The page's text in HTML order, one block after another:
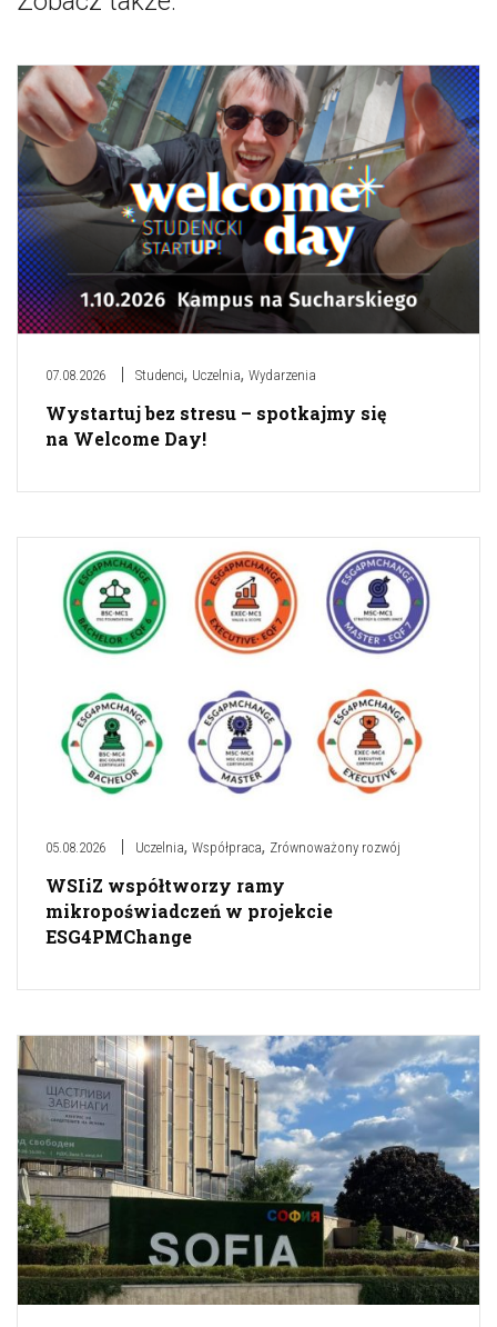
07.08.2026 Studenci, Uczelnia, Wydarzenia
Wystartuj bez stresu – spotkajmy się
na Welcome Day!
05.08.2026 Uczelnia, Współpraca, Zrównoważony rozwój
WSIiZ współtworzy ramy
mikropoświadczeń w projekcie
ESG4PMChange